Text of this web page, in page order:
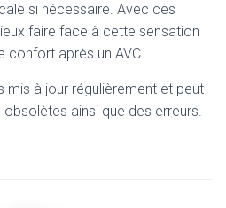
si nécessaire. Avec ces
faire face à cette sensation
confort après un AVC.
mis à jour régulièrement et peut
ainsi que des erreurs.